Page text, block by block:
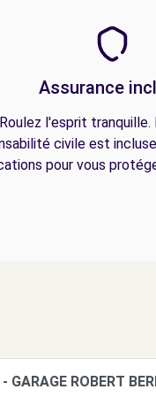
Assurance
Roulez l'esprit tranquille.
civile est
pour vous
ROBERT